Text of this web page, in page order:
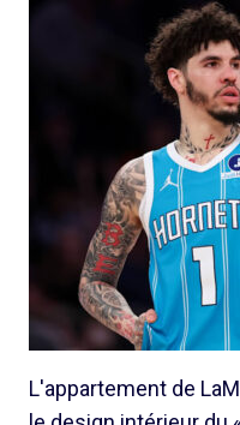
L'appartement de